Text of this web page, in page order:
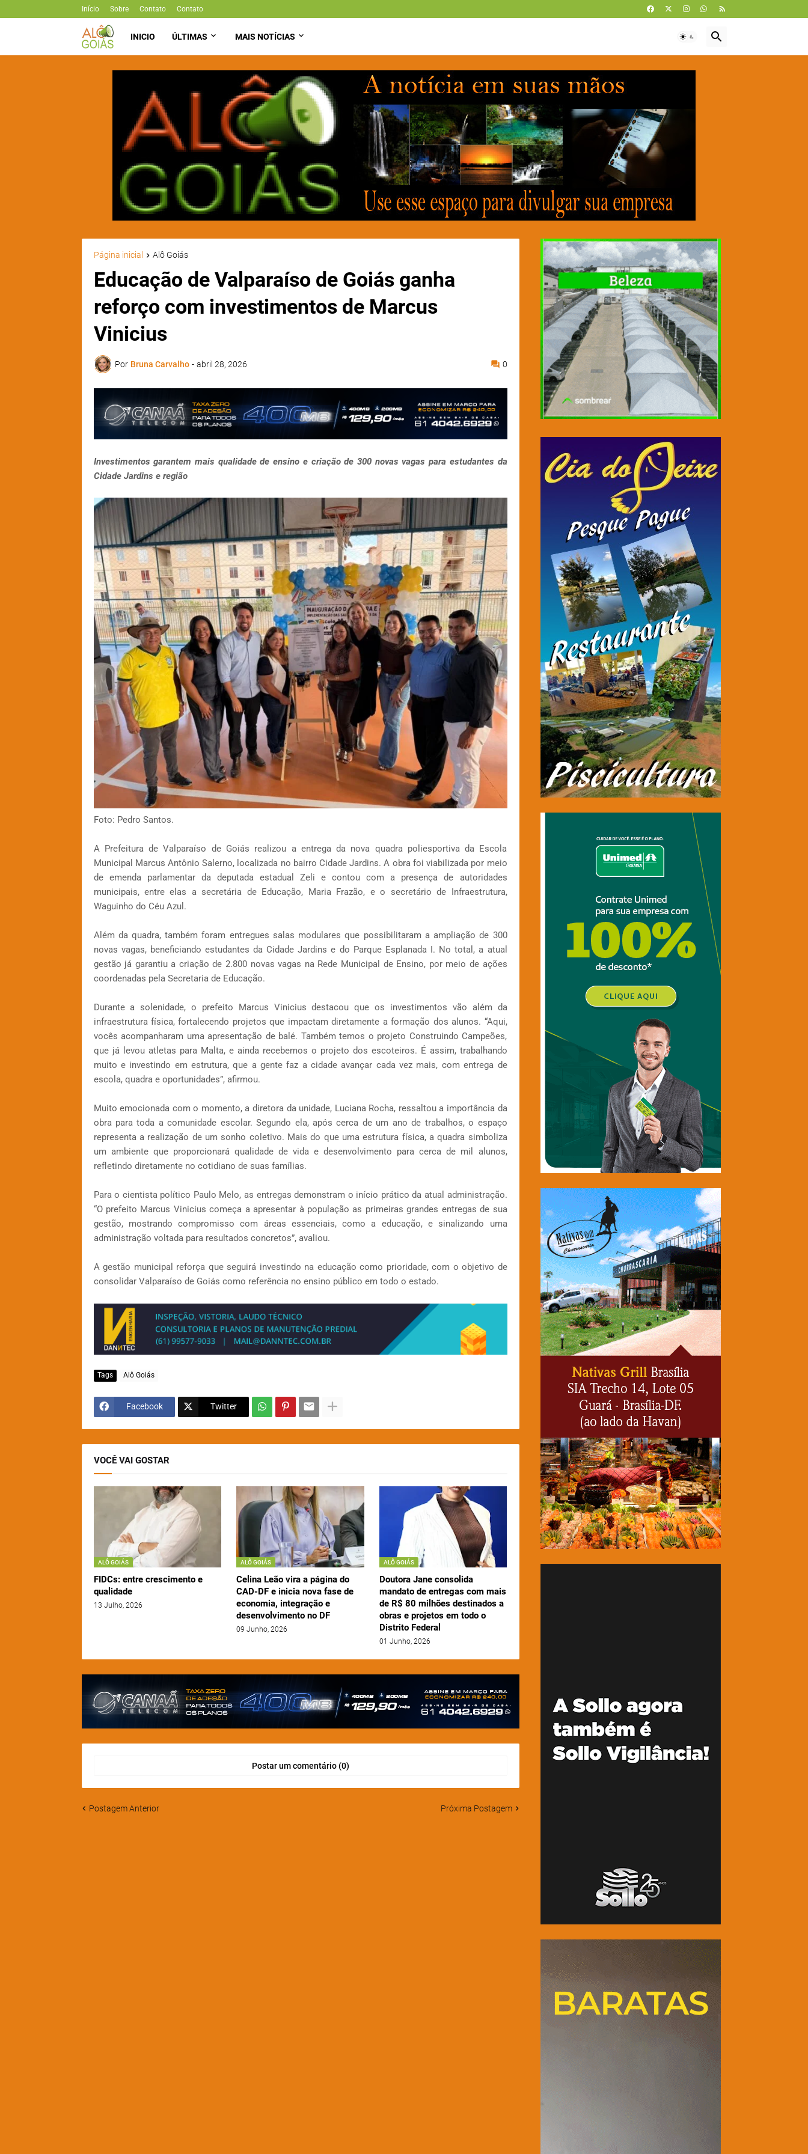
Início Sobre Contato Contato
INICIO ÚLTIMAS MAIS NOTÍCIAS
Página inicial Alô Goiás
Educação de Valparaíso de Goiás ganha
reforço com investimentos de Marcus
Vinicius
Por Bruna Carvalho - abril 28, 2026 0
Investimentos garantem mais qualidade de ensino e criação de 300 novas vagas para estudantes da
Cidade Jardins e região
Foto: Pedro Santos.
A Prefeitura de Valparaíso de Goiás realizou a entrega da nova quadra poliesportiva da Escola
Municipal Marcus Antônio Salerno, localizada no bairro Cidade Jardins. A obra foi viabilizada por meio
de emenda parlamentar da deputada estadual Zeli e contou com a presença de autoridades
municipais, entre elas a secretária de Educação, Maria Frazão, e o secretário de Infraestrutura,
Waguinho do Céu Azul.
Além da quadra, também foram entregues salas modulares que possibilitaram a ampliação de 300
novas vagas, beneficiando estudantes da Cidade Jardins e do Parque Esplanada I. No total, a atual
gestão já garantiu a criação de 2.800 novas vagas na Rede Municipal de Ensino, por meio de ações
coordenadas pela Secretaria de Educação.
Durante a solenidade, o prefeito Marcus Vinicius destacou que os investimentos vão além da
infraestrutura física, fortalecendo projetos que impactam diretamente a formação dos alunos. “Aqui,
vocês acompanharam uma apresentação de balé. Também temos o projeto Construindo Campeões,
que já levou atletas para Malta, e ainda recebemos o projeto dos escoteiros. É assim, trabalhando
muito e investindo em estrutura, que a gente faz a cidade avançar cada vez mais, com entrega de
escola, quadra e oportunidades”, afirmou.
Muito emocionada com o momento, a diretora da unidade, Luciana Rocha, ressaltou a importância da
obra para toda a comunidade escolar. Segundo ela, após cerca de um ano de trabalhos, o espaço
representa a realização de um sonho coletivo. Mais do que uma estrutura física, a quadra simboliza
um ambiente que proporcionará qualidade de vida e desenvolvimento para cerca de mil alunos,
refletindo diretamente no cotidiano de suas famílias.
Para o cientista político Paulo Melo, as entregas demonstram o início prático da atual administração.
“O prefeito Marcus Vinicius começa a apresentar à população as primeiras grandes entregas de sua
gestão, mostrando compromisso com áreas essenciais, como a educação, e sinalizando uma
administração voltada para resultados concretos”, avaliou.
A gestão municipal reforça que seguirá investindo na educação como prioridade, com o objetivo de
consolidar Valparaíso de Goiás como referência no ensino público em todo o estado.
Tags Alô Goiás
Facebook Twitter
VOCÊ VAI GOSTAR
ALÔ GOIÁS
FIDCs: entre crescimento e
qualidade
13 Julho, 2026
ALÔ GOIÁS
Celina Leão vira a página do
CAD-DF e inicia nova fase de
economia, integração e
desenvolvimento no DF
09 Junho, 2026
ALÔ GOIÁS
Doutora Jane consolida
mandato de entregas com mais
de R$ 80 milhões destinados a
obras e projetos em todo o
Distrito Federal
01 Junho, 2026
Postar um comentário (0)
Postagem Anterior Próxima Postagem